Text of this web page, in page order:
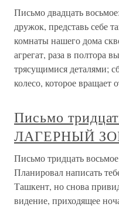
Письмо двадцать
дружок, представь себе
комнаты нашего дома
агрегат, раза в полтора
трясущимися деталями;
колесо, которое вращает
Письмо
ЛАГЕРНЫЙ
Письмо тридцать
Планировал написать
Ташкент, но снова
видение, приходящее